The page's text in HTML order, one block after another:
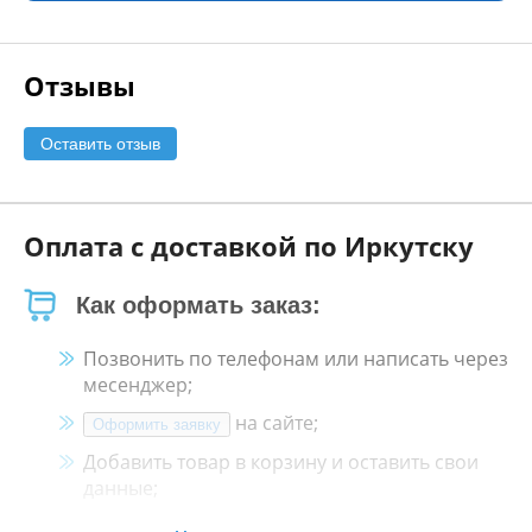
Отзывы
Оставить отзыв
Оплата с доставкой по Иркутску
Как оформать заказ:
Позвонить по телефонам или написать через
месенджер;
Оформить заявку
на сайте;
Добавить товар в корзину и оставить свои
данные;
Менеджер свяжется с Вами в течение 30